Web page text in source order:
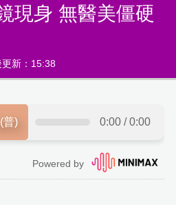
現身 無醫美僵硬
新：15:38